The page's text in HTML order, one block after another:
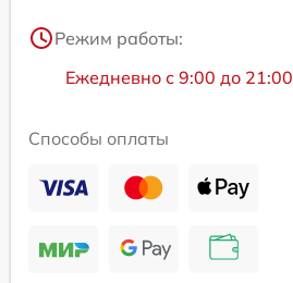
Режим работы:
Ежедневно с 9:00 до 21:00
Способы оплаты